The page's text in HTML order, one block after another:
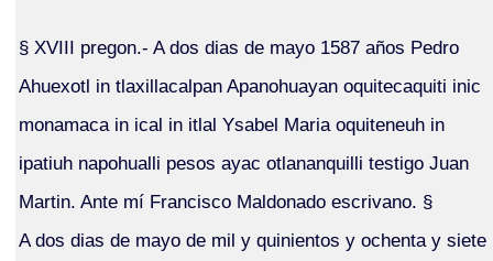
§ XVIII pregon.- A dos dias de mayo 1587 años Pedro
Ahuexotl in tlaxillacalpan Apanohuayan oquitecaquiti inic
monamaca in ical in itlal Ysabel Maria oquiteneuh in
ipatiuh napohualli pesos ayac otlananquilli testigo Juan
Martin. Ante mí Francisco Maldonado escrivano. §
A dos dias de mayo de mil y quinientos y ochenta y siete